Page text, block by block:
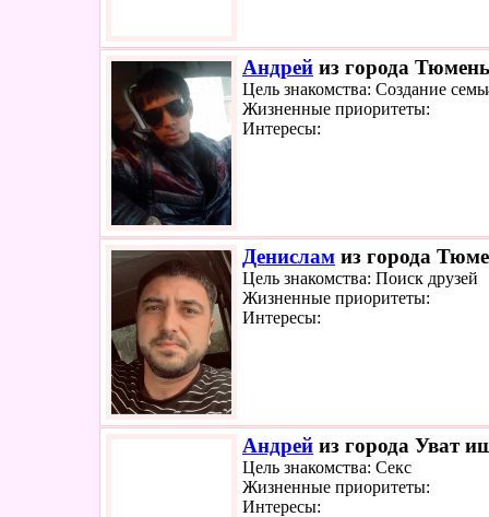
Андрей из города
Цель знакомства: Создание
Жизненные приоритеты:
Интересы:
Денислам из города
Цель знакомства: Поиск друзей
Жизненные приоритеты:
Интересы:
Андрей из города Уват
Цель знакомства: Секс
Жизненные приоритеты:
Интересы: